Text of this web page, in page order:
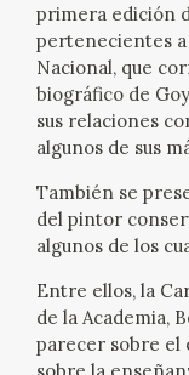
TIENDA
TIENDA ONLINE
EDUCA
CEDEA
RECURSOS
primera edición
pertenecientes
Nacional, que
biográfico de
sus relaciones
algunos de sus
También se
del pintor
algunos de los
Entre ellos, la
de la Academia,
parecer sobre el